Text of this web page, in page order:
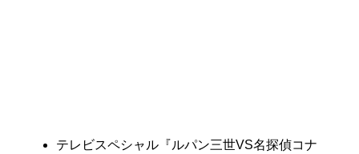
テレビスペシャル『ルパン三世VS名探偵コナ